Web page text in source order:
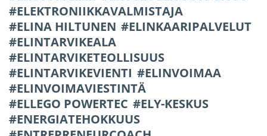
ELEKTRONIIKKAVALMISTAJA
ELINA HILTUNEN
ELINKAARIPALVELUT
ELINTARVIKEALA
ELINTARVIKETEOLLISUUS
ELINTARVIKEVIENTI
ELINVOIMAA
ELINVOIMAVIESTINTÄ
ELLEGO POWERTEC
ELY-KESKUS
ENERGIATEHOKKUUS